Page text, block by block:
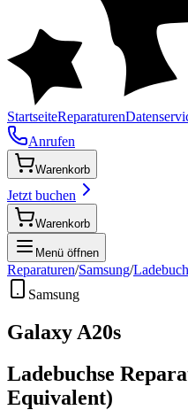
StartseiteReparaturen
Anrufen
Warenkorb
Jetzt buchen
Warenkorb
Menü öffnen
Reparaturen/Samsung/
Samsung
Galaxy A20s
Ladebuchse
Equivalent)